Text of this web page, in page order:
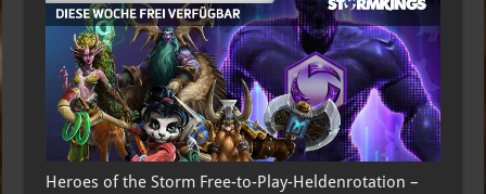
Heroes of the Storm Free-to-Play-Heldenrotation –